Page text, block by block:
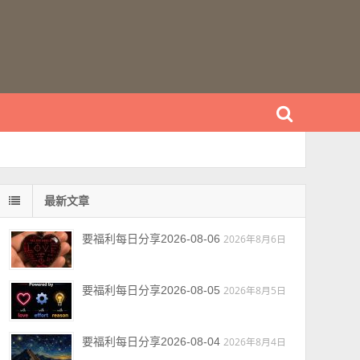
最新文章
要福利每日分享2026-08-06 2026年8月6日
要福利每日分享2026-08-05 2026年8月5日
要福利每日分享2026-08-04 2026年8月4日